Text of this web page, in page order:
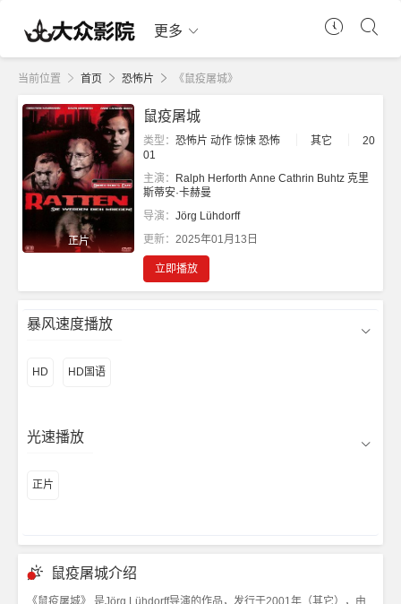
更多
当前位置 首页 恐怖片 《鼠疫屠城》
正片
鼠疫屠城
类型： 恐怖片 动作 惊悚 恐怖 其它
20
01
主演：
Ralph Herforth Anne Cathrin Buhtz 克里
斯蒂安·卡赫曼
导演： Jörg Lühdorff
更新： 2025年01月13日
立即播放
暴风速度播放
HD HD国语
光速播放
正片
鼠疫屠城介绍
《鼠疫屠城》 是Jörg Lühdorff导演的作品，发行于2001年（其它），由